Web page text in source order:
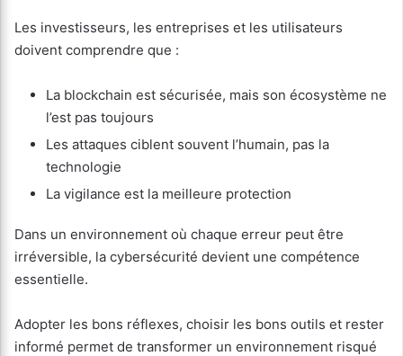
Les investisseurs, les entreprises et les utilisateurs
doivent comprendre que :
La blockchain est sécurisée, mais son écosystème ne
l’est pas toujours
Les attaques ciblent souvent l’humain, pas la
technologie
La vigilance est la meilleure protection
Dans un environnement où chaque erreur peut être
irréversible, la cybersécurité devient une compétence
essentielle.
Adopter les bons réflexes, choisir les bons outils et rester
informé permet de transformer un environnement risqué